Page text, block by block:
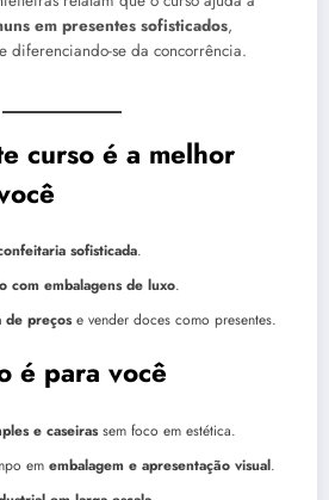
em presentes sofisticados,
diferenciando-se da concorrência.
curso é a melhor
sofisticada.
com embalagens de luxo.
de preçose vender doces como presentes.
é para você
e caseirassem foco em estética.
em embalagem e apresentação visual.